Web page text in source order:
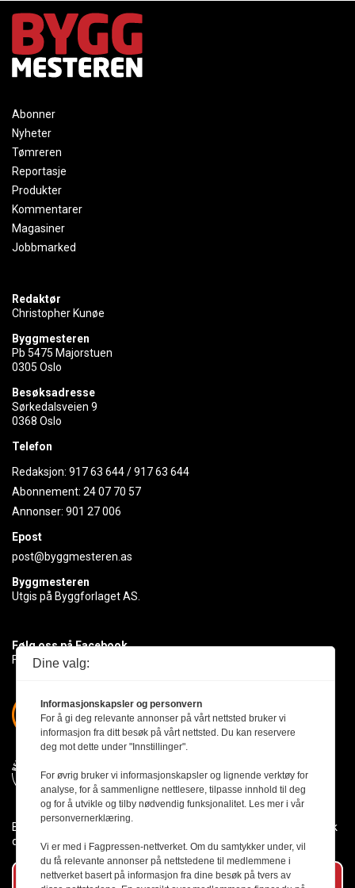
Abonner
Nyheter
Tømreren
Reportasje
Produkter
Kommentarer
Magasiner
Jobbmarked
Redaktør
Christopher Kunøe
Byggmesteren
Pb 5475 Majorstuen
0305 Oslo
Besøksadresse
Sørkedalsveien 9
0368 Oslo
Telefon
Redaksjon: 917 63 644/917 63 644
Abonnement: 24 07 70 57
Annonser: 901 27 006
Epost
post@byggmesteren.as
Byggmesteren
Utgis på Byggforlaget AS.
Følg oss på Facebook
Få med deg det siste innen byggebransjen
Byggmesteren følger Vær Varsom-plakaten og presseetikken slik
den er nedfelt i Redaktørplakaten.
Abonner på vårt nyhetsbrev
Dine valg:
Informasjonskapsler og personvern
For å gi deg relevante annonser på vårt nettsted bruker vi
informasjon fra ditt besøk på vårt nettsted. Du kan reservere
deg mot dette under "Innstillinger".
For øvrig bruker vi informasjonskapsler og lignende verktøy for
analyse, for å sammenligne nettlesere, tilpasse innhold til deg
og for å utvikle og tilby nødvendig funksjonalitet. Les mer i vår
personvernerklæring.
Vi er med i Fagpressen-nettverket. Om du samtykker under, vil
du få relevante annonser på nettstedene til medlemmene i
nettverket basert på informasjon fra dine besøk på tvers av